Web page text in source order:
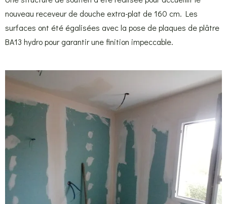
nouveau receveur de douche extra-plat de 160 cm. Les
surfaces ont été égalisées avec la pose de plaques de plâtre
BA13 hydro pour garantir une finition impeccable.